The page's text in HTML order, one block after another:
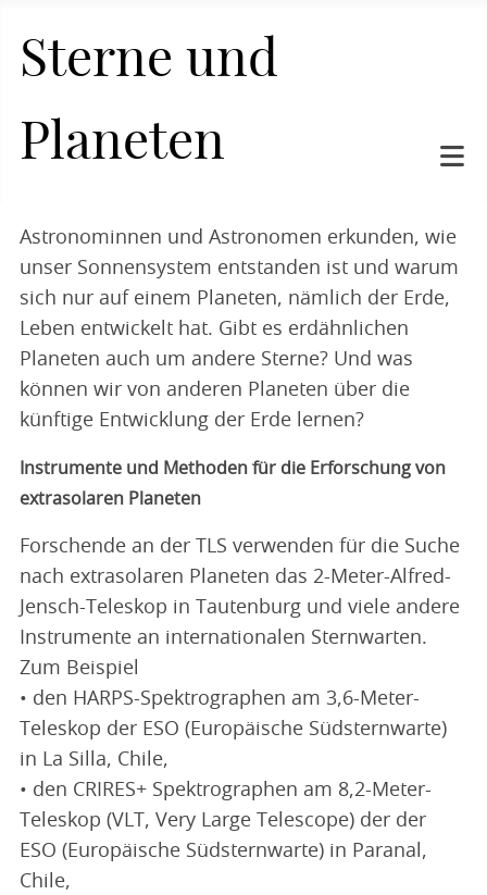
Sterne und
Planeten
Astronominnen und Astronomen erkunden, wie
unser Sonnensystem entstanden ist und warum
sich nur auf einem Planeten, nämlich der Erde,
Leben entwickelt hat. Gibt es erdähnlichen
Planeten auch um andere Sterne? Und was
können wir von anderen Planeten über die
künftige Entwicklung der Erde lernen?
Instrumente und Methoden für die Erforschung von
extrasolaren Planeten
Forschende an der TLS verwenden für die Suche
nach extrasolaren Planeten das 2-Meter-Alfred-
Jensch-Teleskop in Tautenburg und viele andere
Instrumente an internationalen Sternwarten.
Zum Beispiel
• den HARPS-Spektrographen am 3,6-Meter-
Teleskop der ESO (Europäische Südsternwarte)
in La Silla, Chile,
• den CRIRES+ Spektrographen am 8,2-Meter-
Teleskop (VLT, Very Large Telescope) der der
ESO (Europäische Südsternwarte) in Paranal,
Chile,